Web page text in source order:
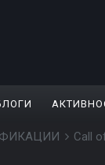
Call